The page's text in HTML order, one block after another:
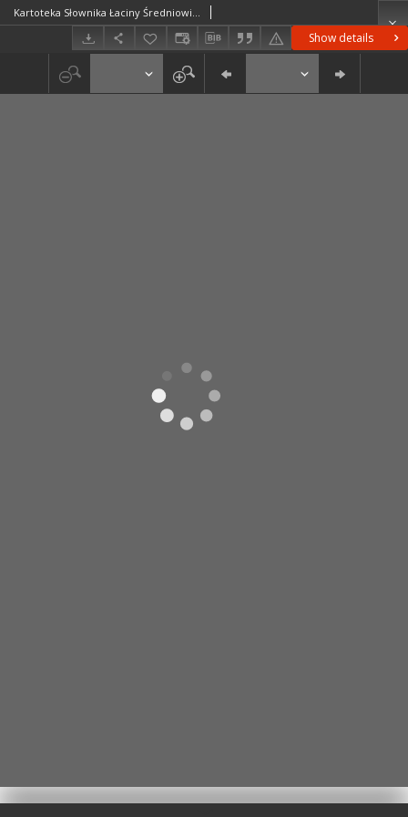
Show details
Kartoteka Słownika Łaciny Średniowiecznej; compositive - concisus